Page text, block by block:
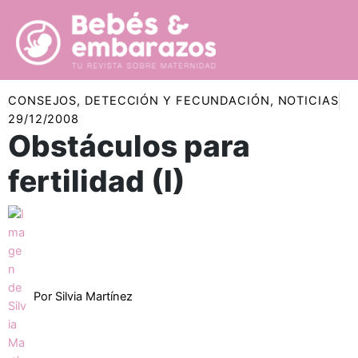
contenido
CONSEJOS, DETECCIÓN Y FECUNDACIÓN, NOTICIAS
29/12/2008
Obstáculos para
fertilidad (I)
Por Silvia Martínez